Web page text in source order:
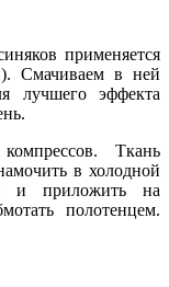
применяется
Смачиваем в ней
лучшего эффекта
Ткань
в холодной
и приложить на
полотенцем.